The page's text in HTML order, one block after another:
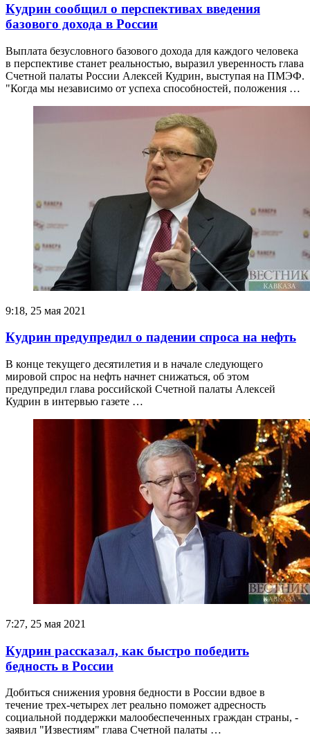
Кудрин сообщил о перспективах введения
базового дохода в России
Выплата безусловного базового дохода для каждого человека
в перспективе станет реальностью, выразил уверенность глава
Счетной палаты России Алексей Кудрин, выступая на ПМЭФ.
"Когда мы независимо от успеха способностей, положения …
9:18, 25 мая 2021
Кудрин предупредил о падении спроса на нефть
В конце текущего десятилетия и в начале следующего
мировой спрос на нефть начнет снижаться, об этом
предупредил глава российской Счетной палаты Алексей
Кудрин в интервью газете …
7:27, 25 мая 2021
Кудрин рассказал, как быстро победить
бедность в России
Добиться снижения уровня бедности в России вдвое в
течение трех-четырех лет реально поможет адресность
социальной поддержки малообеспеченных граждан страны, -
заявил "Известиям" глава Счетной палаты …